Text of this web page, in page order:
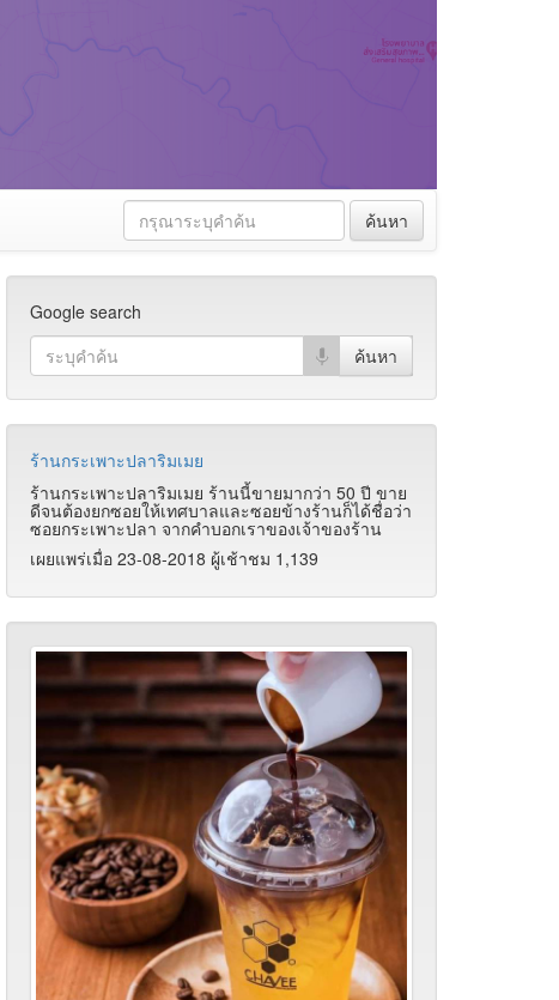
ค้นหา
Google search
ร้านกระเพาะปลาริมเมย
ร้านกระเพาะปลาริมเมย ร้านนี้ขายมากว่า 50 ปี ขาย
ดีจนต้องยกซอยให้เทศบาลและซอยข้างร้านก็ได้ชื่อว่า
ซอยกระเพาะปลา จากคำบอกเราของเจ้าของร้าน
เผยแพร่เมื่อ 23-08-2018 ผู้เช้าชม 1,139